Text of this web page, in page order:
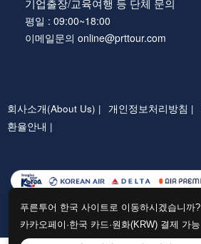
푸른투어 한국 사이트로 이동하시겠습니까?
카카오페이·한국 카드·원화(KRW) 결제 가능
기업출장/교육여행 등 단체 문의
평일 : 09:00~18:00
이메일문의 online@prttour.com
회사소개(About Us) | 개인정보처리방침 |
환율안내 |